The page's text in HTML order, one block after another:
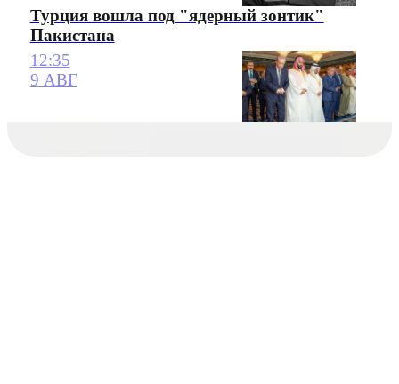
Турция вошла под "ядерный зонтик"
Пакистана
12:35
9 АВГ